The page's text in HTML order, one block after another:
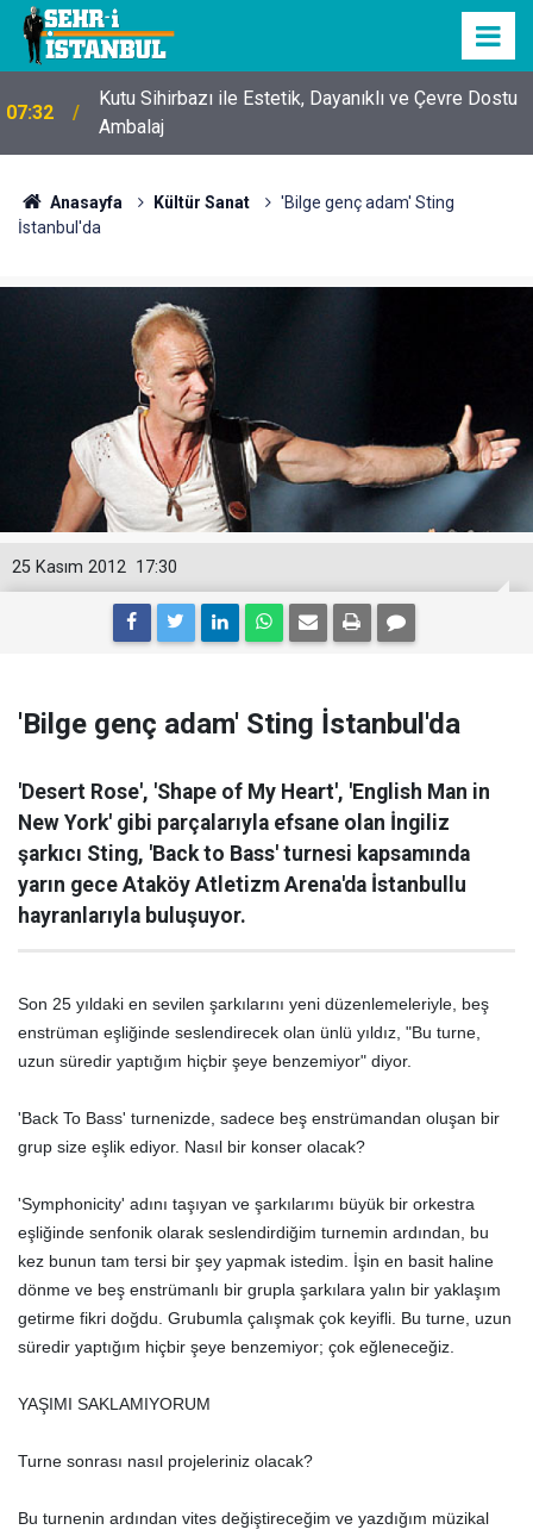
07:32
Kutu Sihirbazı ile Estetik, Dayanıklı ve Çevre Dostu
Ambalaj
Anasayfa Kültür Sanat
'Bilge genç adam' Sting
İstanbul'da
17:30
25 Kasım 2012
'Bilge genç adam' Sting İstanbul'da
'Desert Rose', 'Shape of My Heart', 'English Man in
New York' gibi parçalarıyla efsane olan İngiliz
şarkıcı Sting, 'Back to Bass' turnesi kapsamında
yarın gece Ataköy Atletizm Arena'da İstanbullu
hayranlarıyla buluşuyor.
Son 25 yıldaki en sevilen şarkılarını yeni düzenlemeleriyle, beş
enstrüman eşliğinde seslendirecek olan ünlü yıldız, "Bu turne,
uzun süredir yaptığım hiçbir şeye benzemiyor" diyor.
'Back To Bass' turnenizde, sadece beş enstrümandan oluşan bir
grup size eşlik ediyor. Nasıl bir konser olacak?
'Symphonicity' adını taşıyan ve şarkılarımı büyük bir orkestra
eşliğinde senfonik olarak seslendirdiğim turnemin ardından, bu
kez bunun tam tersi bir şey yapmak istedim. İşin en basit haline
dönme ve beş enstrümanlı bir grupla şarkılara yalın bir yaklaşım
getirme fikri doğdu. Grubumla çalışmak çok keyifli. Bu turne, uzun
süredir yaptığım hiçbir şeye benzemiyor; çok eğleneceğiz.
YAŞIMI SAKLAMIYORUM
Turne sonrası nasıl projeleriniz olacak?
Bu turnenin ardından vites değiştireceğim ve yazdığım müzikal